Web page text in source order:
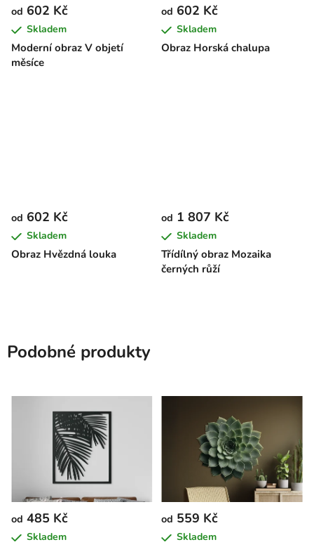
Moderní obraz V objetí
měsíce
od 602 Kč
Skladem
Obraz Horská chalupa
od 602 Kč
Skladem
Obraz Hvězdná louka
od 602 Kč
Skladem
Třídílný obraz Mozaika
černých růží
od 1 807 Kč
Skladem
Podobné produkty
od 485 Kč
Skladem
od 559 Kč
Skladem